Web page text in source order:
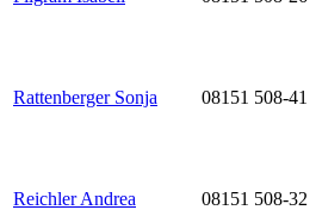
Rattenberger Sonja 08151 508-41
Reichler Andrea 08151 508-32